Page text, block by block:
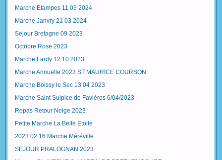
Marche Etampes 11 03 2024
Marche Janvry 21 03 2024
Sejour Bretagne 09 2023
Octobre Rose 2023
Marche Lardy 12 10 2023
Marche Annuelle 2023 ST MAURICE COURSON
Marche Boissy le Sec 13 04 2023
Marche Saint Sulpice de Favières 6/04/2023
Repas Retour Neige 2023
Petite Marche La Belle Etoile
2023 02 16 Marche Méréville
SEJOUR PRALOGNAN 2023